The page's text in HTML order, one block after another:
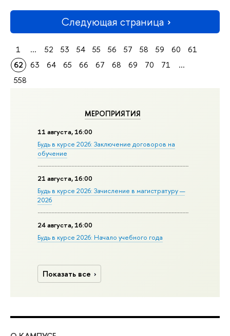
МЕРОПРИЯТИЯ
11 августа, 16:00
Будь в курсе 2026: Заключение договоров на
обучение
21 августа, 16:00
Будь в курсе 2026: Зачисление в магистратуру —
2026
24 августа, 16:00
Будь в курсе 2026: Начало учебного года
Показать все
Следующая страница
1 ... 52 53 54 55 56 57 58 59 60
61
62
63 64 65 66 67 68 69 70 71
...
558